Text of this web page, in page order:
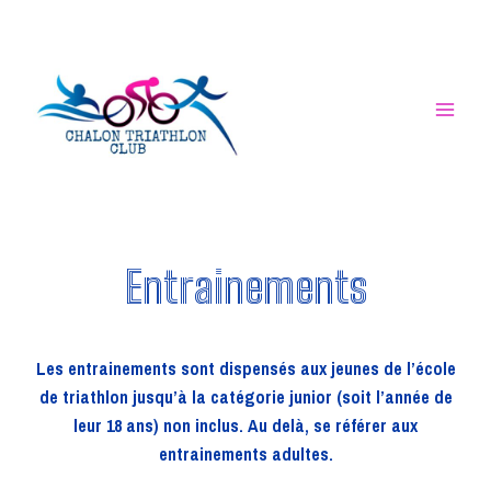
Entrainements
Les entrainements sont dispensés aux jeunes de l’école
de triathlon jusqu’à la catégorie junior (soit l’année de
leur 18 ans) non inclus. Au delà, se référer aux
entrainements adultes.